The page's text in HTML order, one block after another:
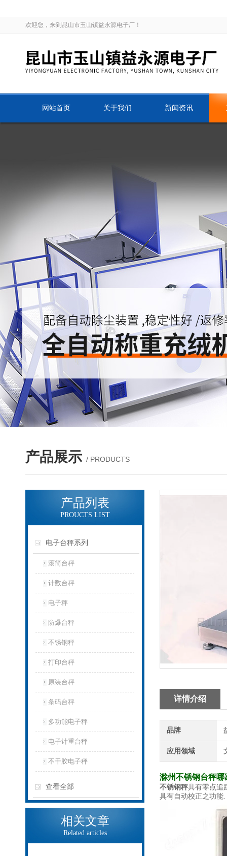
欢迎您，来到昆山市玉山镇益永源电子厂！
网站首页 关于我们 新闻资讯
产品展示 / PRODUCTS
产品列表
PROUCTS LIST
电子台秤系列
滚筒台秤
计数台秤
电子秤
防爆台秤
不锈钢秤
打印台秤
原装台秤
条码台秤
多功能电子秤
电子计重台秤
不干胶电子秤
查看全部
相关文章
Related articles
详情介绍
品牌
应用领域
滁州不锈钢台秤哪
不锈钢秤具有零点追
具有自动校正之功能